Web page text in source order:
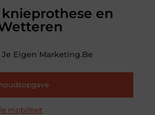
en
Eigen Marketing.be
mobiliteit